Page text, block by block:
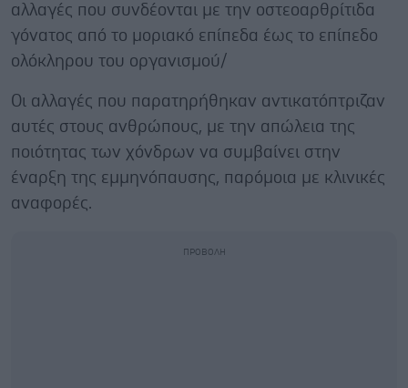
αλλαγές που συνδέονται με την οστεοαρθρίτιδα
γόνατος από το μοριακό επίπεδα έως το επίπεδο
ολόκληρου του οργανισμού/
Οι αλλαγές που παρατηρήθηκαν αντικατόπτριζαν
αυτές στους ανθρώπους, με την απώλεια της
ποιότητας των χόνδρων να συμβαίνει στην
έναρξη της εμμηνόπαυσης, παρόμοια με κλινικές
αναφορές.